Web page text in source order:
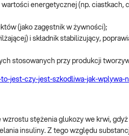
energetycznej (np.
(jako zagęstnik w żywności);
i składnik stabilizujący,
stosowanych przy produkcji
jest-czy-jest-szkodliwa-jak-wplywa-
stężenia glukozy we krwi,
insuliny. Z tego względu